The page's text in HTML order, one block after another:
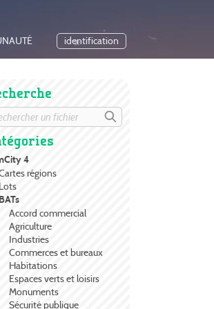
identification
4
régions
Lots
BATs
Accord commercial
Agriculture
Industries
Commerces et bureaux
Habitations
Espaces verts et loisirs
Monuments
Sécurité publique